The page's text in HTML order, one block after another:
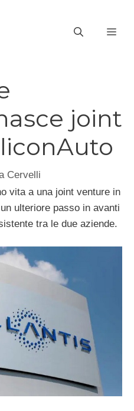
joint
Cervelli
vita a una joint venture in
ulteriore passo in avanti
tra le due aziende.